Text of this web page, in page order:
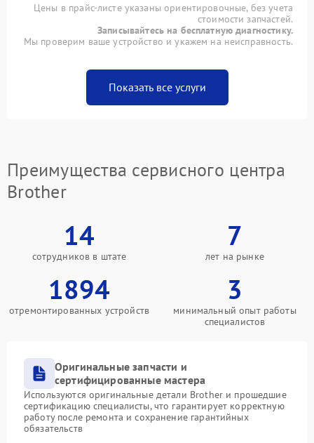
Цены в прайс-листе указаны ориентировочные, без учета
стоимости запчастей.
Записывайтесь на бесплатную диагностику.
Мы проверим ваше устройство и укажем на неисправность.
Показать все услуги
Преимущества сервисного центра
Brother
14
сотрудников в штате
7
лет на рынке
1894
отремонтированных устройств
3
минимальный опыт работы
специалистов
Оригинальные запчасти и
сертифицированные мастера
Используются оригинальные детали Brother и прошедшие
сертификацию специалисты, что гарантирует корректную
работу после ремонта и сохранение гарантийных
обязательств